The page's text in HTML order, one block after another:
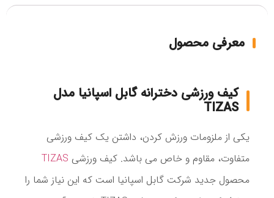
معرفی محصول
کیف ورزشی دخترانه گابل اسپانیا مدل
TIZAS
یکی از ملزومات ورزش کردن، داشتن یک کیف ورزشی
متفاوت، مقاوم و خاص می باشد. کیف ورزشی TIZAS
محصول جدید شرکت گابل اسپانیا است که این نیاز شما را